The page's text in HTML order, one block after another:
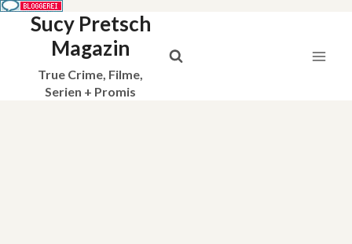
Sucy Pretsch
Magazin
True Crime, Filme,
Serien + Promis